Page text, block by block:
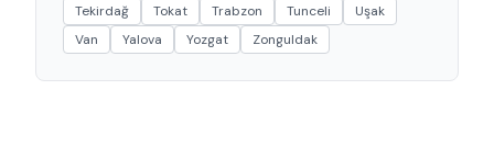
Tekirdağ
Tokat Trabzon Tunceli
Uşak
Van
Yalova Yozgat Zonguldak